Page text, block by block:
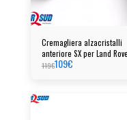
Cremagliera alzacristalli
anteriore SX per Land
Range Rover Evoque
119€109€